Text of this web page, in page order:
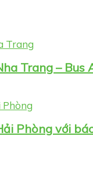
Trang –
Phòng với